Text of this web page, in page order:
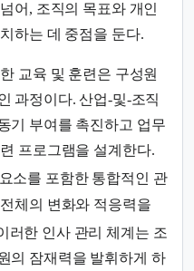
어, 조직의 목표와 개인
하는 데 중점을 둔다.
교육 및 훈련은 구성원
과정이다. 산업-및-조직
기 부여를 촉진하고 업무
프로그램을 설계한다.
소를 포함한 통합적인 관
체의 변화와 적응력을
러한 인사 관리 체계는 조
의 잠재력을 발휘하게 하